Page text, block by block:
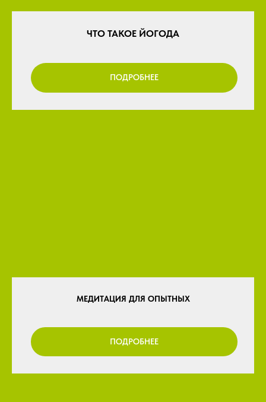
ЧТО ТАКОЕ ЙОГОДА
ПОДРОБНЕЕ
МЕДИТАЦИЯ ДЛЯ ОПЫТНЫХ
ПОДРОБНЕЕ